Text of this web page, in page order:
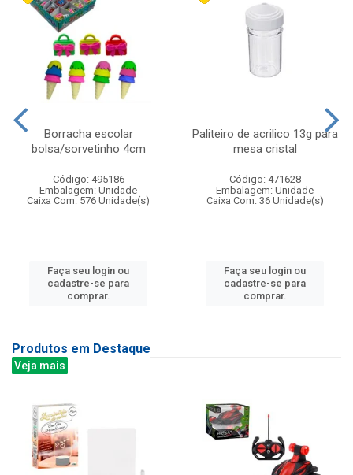
Borracha escolar
bolsa/sorvetinho 4cm
Código: 495186
Embalagem: Unidade
Caixa Com: 576 Unidade(s)
Faça seu login ou
cadastre-se para
comprar.
Paliteiro de acrilico 13g para
mesa cristal
Código: 471628
Embalagem: Unidade
Caixa Com: 36 Unidade(s)
Faça seu login ou
cadastre-se para
comprar.
Produtos em Destaque
Veja mais